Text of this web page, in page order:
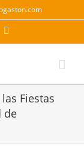
Fiestas
de